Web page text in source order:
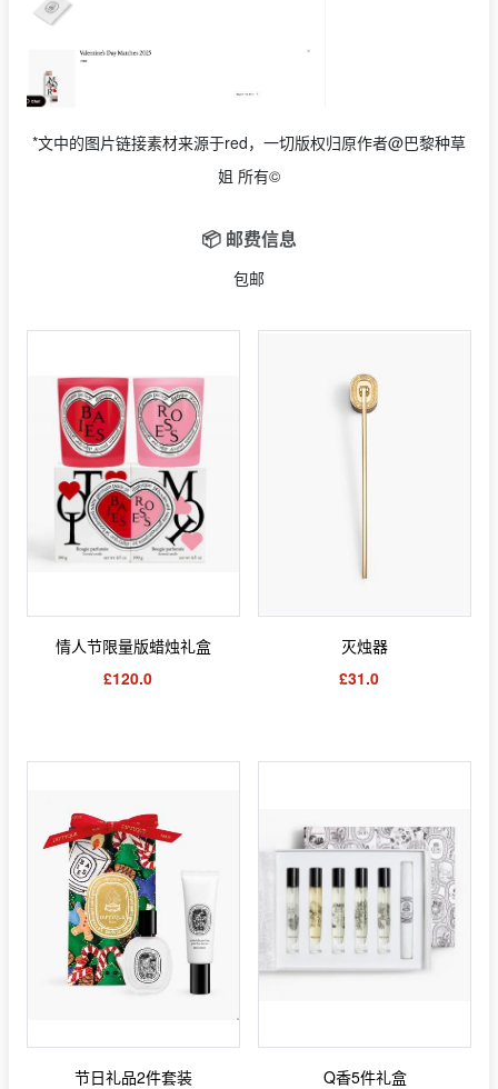
*文中的图片链接素材来源于red，一切版权归原作者@巴黎种草
姐 所有©
📦 邮费信息
包邮
情人节限量版蜡烛礼盒
£120.0
灭烛器
£31.0
节日礼品2件套装 Q香5件礼盒